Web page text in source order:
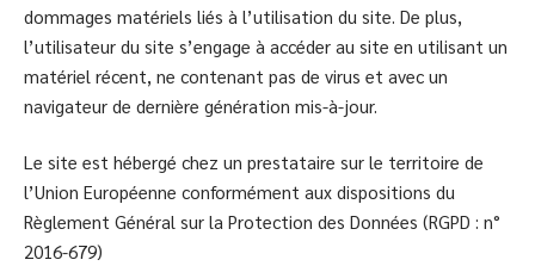
dommages matériels liés à l’utilisation du site. De plus,
l’utilisateur du site s’engage à accéder au site en utilisant un
matériel récent, ne contenant pas de virus et avec un
navigateur de dernière génération mis-à-jour.
Le site est hébergé chez un prestataire sur le territoire de
l’Union Européenne conformément aux dispositions du
Règlement Général sur la Protection des Données (RGPD : n°
2016-679)